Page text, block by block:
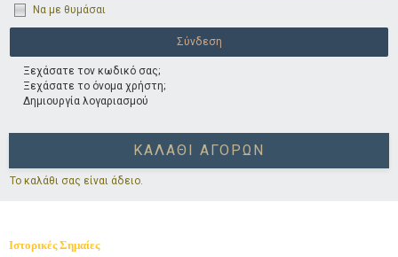
Να με θυμάσαι
Ξεχάσατε τον κωδικό σας;
Ξεχάσατε το όνομα χρήστη;
Δημιουργία λογαριασμού
ΚΑΛΆΘΙ ΑΓΟΡΏΝ
Το καλάθι σας είναι άδειο.
Ιστορικές Σημαίες